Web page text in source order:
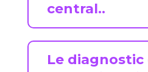
central..
Le